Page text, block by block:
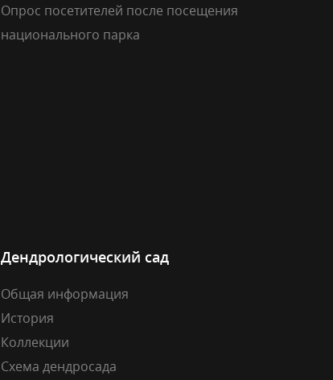
Опрос посетителей после посещения
национального парка
Дендрологический сад
Общая информация
История
Коллекции
Схема дендросада